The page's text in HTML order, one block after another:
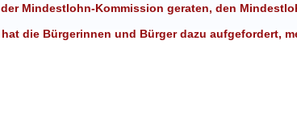
Mindestlohn-Kommission geraten, den
die Bürgerinnen und Bürger dazu aufgefordert,